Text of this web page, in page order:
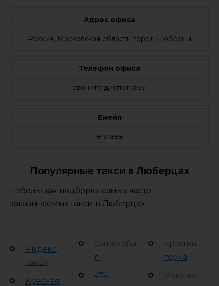
Адрес офиса
Россия, Московская область, город Люберцы
Телефон офиса
звоните диспетчеру
Емейл
не указан
Популярные такси в Люберцах
Небольшая подборка самых часто
заказываемых такси в Люберцах.
Яндекс
такси
Красная
Ситимоби
л
474
Красная
горка
Максим